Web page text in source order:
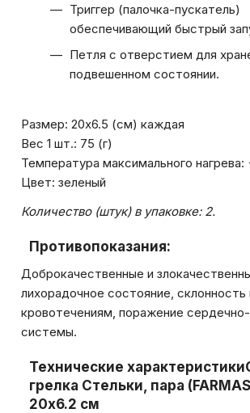
Триггер (палочка-пускатель)
обеспечивающий быстрый
Петля с отверстием для
подвешенном состоянии.
Размер: 20x6.5 (см) каждая
Вес 1 шт.: 75 (г)
Температура максимального нагрева:
Цвет: зеленый
Количество (штук) в упаковке: 2.
Противопоказания:
Доброкачественные и
лихорадочное состояние,
кровотечениям, поражение
системы.
Технические характеристики
грелка Стельки, пара
20x6.2 см